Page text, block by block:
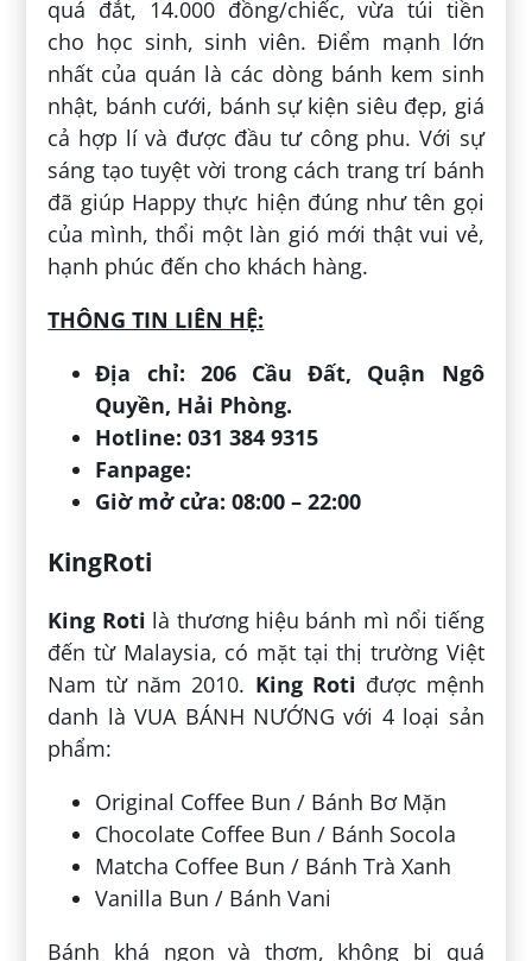
quá đắt, 14.000 đồng/chiếc, vừa túi tiền
cho học sinh, sinh viên. Điểm mạnh lớn
nhất của quán là các dòng bánh kem sinh
nhật, bánh cưới, bánh sự kiện siêu đẹp, giá
cả hợp lí và được đầu tư công phu. Với sự
sáng tạo tuyệt vời trong cách trang trí bánh
đã giúp Happy thực hiện đúng như tên gọi
của mình, thổi một làn gió mới thật vui vẻ,
hạnh phúc đến cho khách hàng.
THÔNG TIN LIÊN HỆ:
Địa chỉ: 206 Cầu Đất, Quận Ngô
Quyền, Hải Phòng.
Hotline: 031 384 9315
Fanpage:
Giờ mở cửa: 08:00 – 22:00
KingRoti
King Roti là thương hiệu bánh mì nổi tiếng
đến từ Malaysia, có mặt tại thị trường Việt
Nam từ năm 2010. King Roti được mệnh
danh là VUA BÁNH NƯỚNG với 4 loại sản
phẩm:
Original Coffee Bun / Bánh Bơ Mặn
Chocolate Coffee Bun / Bánh Socola
Matcha Coffee Bun / Bánh Trà Xanh
Vanilla Bun / Bánh Vani
Bánh khá ngon và thơm, không bị quá